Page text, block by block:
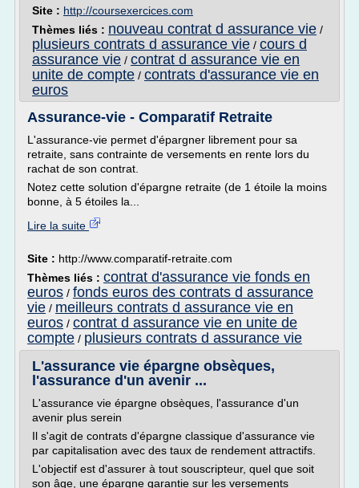
Site : http://coursexercices.com
Thèmes liés : nouveau contrat d assurance vie /
plusieurs contrats d assurance vie / cours d
assurance vie / contrat d assurance vie en
unite de compte / contrats d'assurance vie en
euros
Assurance-vie - Comparatif Retraite
L'assurance-vie permet d'épargner librement pour sa
retraite, sans contrainte de versements en rente lors du
rachat de son contrat.
Notez cette solution d'épargne retraite (de 1 étoile la moins
bonne, à 5 étoiles la...
Lire la suite
Site : http://www.comparatif-retraite.com
Thèmes liés : contrat d'assurance vie fonds en
euros / fonds euros des contrats d assurance
vie / meilleurs contrats d assurance vie en
euros / contrat d assurance vie en unite de
compte / plusieurs contrats d assurance vie
L'assurance vie épargne obsèques,
l'assurance d'un avenir ...
L'assurance vie épargne obsèques, l'assurance d'un
avenir plus serein
Il s'agit de contrats d'épargne classique d'assurance vie
par capitalisation avec des taux de rendement attractifs.
L'objectif est d'assurer à tout souscripteur, quel que soit
son âge, une épargne garantie sur les versements